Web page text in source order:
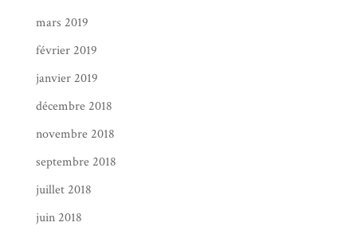
mars 2019
février 2019
janvier 2019
décembre 2018
novembre 2018
septembre 2018
juillet 2018
juin 2018